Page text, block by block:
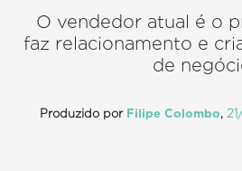
O vendedor atual é o
faz relacionamento e
de
Produzido por Filipe Colombo,